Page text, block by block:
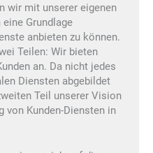
wir mit unserer eigenen
Grundlage
anbieten zu können.
Teilen: Wir bieten
an. Da nicht jedes
Diensten abgebildet
Teil unserer Vision
von Kunden-Diensten in